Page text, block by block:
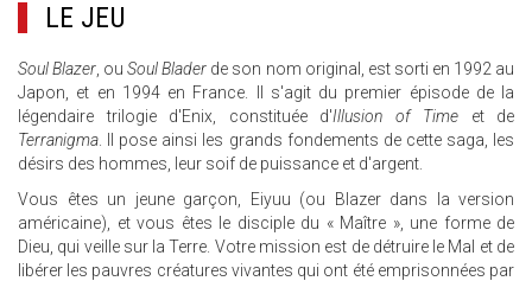
LE JEU
Soul Blazer , ouSoul Blader de son nom original, est sorti en 1992 au
Japon, et en 1994 en France. Il s'agit du premier épisode de la
légendaire trilogie d'Enix, constituée d'Illusion of Time et de
Terranigma . Il pose ainsi les grands fondements de cette saga, les
désirs des hommes, leur soif de puissance et d'argent.
Vous êtes un jeune garçon, Eiyuu (ou Blazer dans la version
américaine), et vous êtes le disciple du « Maître », une forme de
Dieu, qui veille sur la Terre. Votre mission est de détruire le Mal et de
libérer les pauvres créatures vivantes qui ont été emprisonnées par